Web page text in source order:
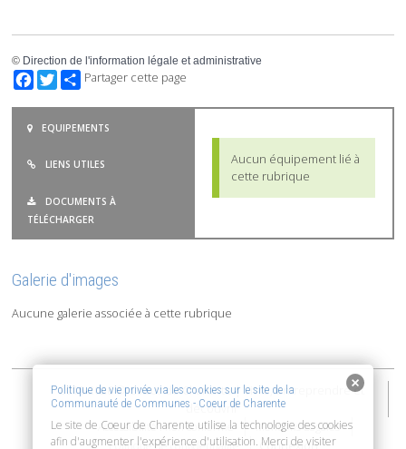
© Direction de l'information légale et administrative
Facebook
TwitterPartager cette page
EQUIPEMENTS
LIENS UTILES
DOCUMENTS À
TÉLÉCHARGER
Aucun équipement lié à
cette rubrique
Galerie d'images
Aucune galerie associée à cette rubrique
2015-2026 © Coeur de Charente | Vivre, entreprendre et
découvrir
Accessibilité : non conforme
Mentions Légales
Politique de confidentialité
Connexion
Politique de vie privée via les cookies sur le site de la
Communauté de Communes - Coeur de Charente
Le site de Coeur de Charente utilise la technologie des cookies
afin d'augmenter l'expérience d'utilisation. Merci de visiter